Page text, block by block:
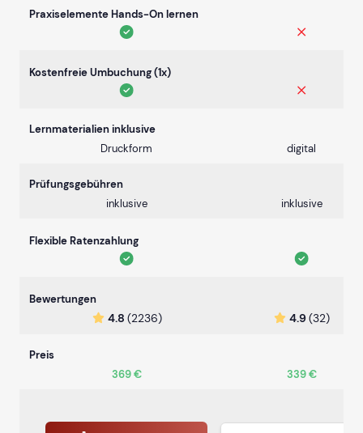
Praxiselemente Hands-On lernen
Kostenfreie Umbuchung (1x)
Lernmaterialien inklusive
Druckform
digital
Prüfungsgebühren
inklusive
inklusive
Flexible Ratenzahlung
Bewertungen
4.8 (2236) 4.9(32)
Preis
369 €
339 €